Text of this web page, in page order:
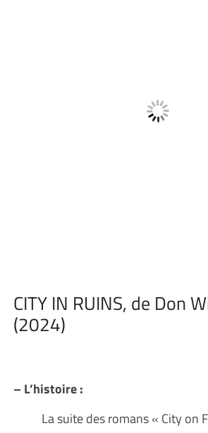
CITY IN RUINS, de Don
(2024)
– L’histoire :
La suite des romans « City on